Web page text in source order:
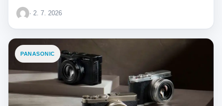
· 2. 7. 2026
PANASONIC